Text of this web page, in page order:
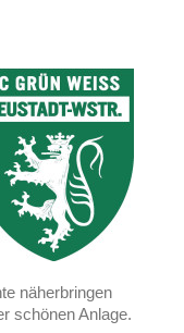
näherbringen
schönen Anlage.